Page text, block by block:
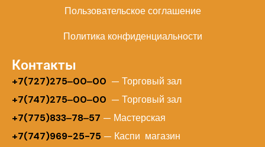
Пользовательское соглашение
Политика конфиденциальности
Контакты
+7(727)275‒00‒00 — Торговый зал
+7(747)275‒00‒00 — Торговый зал
+7(775)833‒78‒57 — Мастерская
+7(747)969-25-75 — Каспи магазин